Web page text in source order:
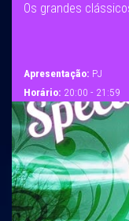
Os grandes
Apresentação: PJ
Horário: 20:00 - 21:59